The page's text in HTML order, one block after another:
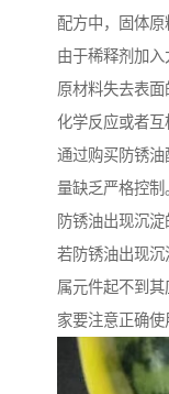
配方中，固体原
由于稀释剂加
原材料失去表
化学反应或者
通过购买防锈
量缺乏严格控制
防锈油出现沉
若防锈油出现
属元件起不到其
家要注意正确使